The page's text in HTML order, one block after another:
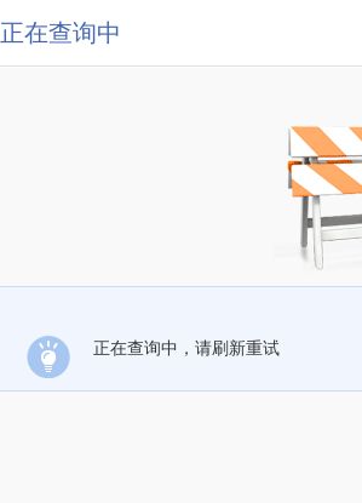
正在查询中
正在查询中，请刷新重试